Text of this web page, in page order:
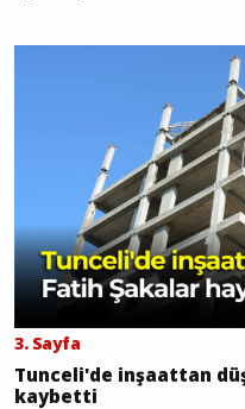
3. Sayfa
Tunceli'de inşaattan
kaybetti